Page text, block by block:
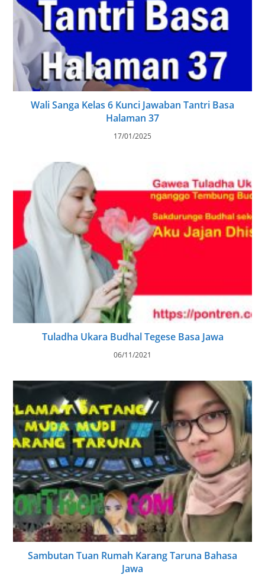
Wali Sanga Kelas 6 Kunci Jawaban Tantri Basa
Halaman 37
17/01/2025
Tuladha Ukara Budhal Tegese Basa Jawa
06/11/2021
Sambutan Tuan Rumah Karang Taruna Bahasa
Jawa